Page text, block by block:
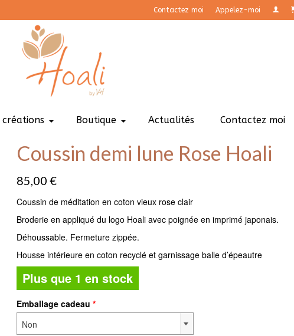
Contactez moi Appelez-moi
créations Boutique Actualités Contactez moi
Coussin demi lune Rose Hoali
85,00 €
Coussin de méditation en coton vieux rose clair
Broderie en appliqué du logo Hoali avec poignée en imprimé japonais.
Déhoussable. Fermeture zippée.
Housse intérieure en coton recyclé et garnissage balle d’épeautre
Plus que 1 en stock
Emballage cadeau *
Non